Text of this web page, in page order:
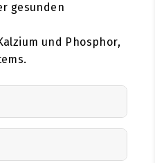
gesunden
und Phosphor,